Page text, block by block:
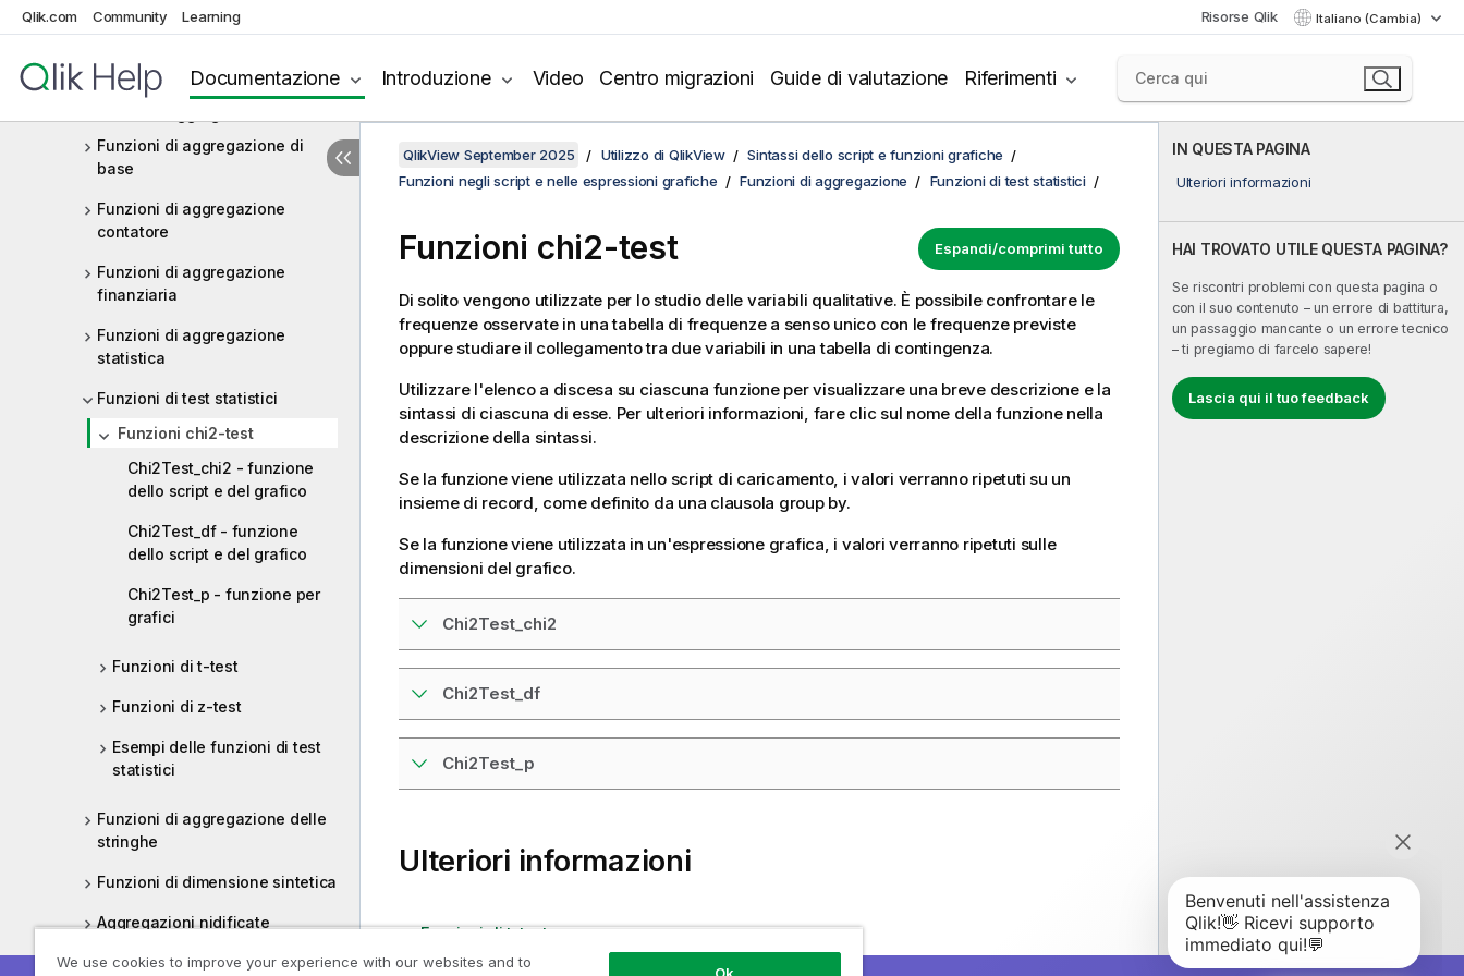
Qlik.com Community Learning Risorse Qlik Italiano (Cambia)
Documentazione Introduzione Video Centro migrazioni Guide di valutazione Riferimenti
Operatori
Funzioni negli script e nelle
espressioni grafiche
Funzioni di aggregazione di
base
Funzioni di aggregazione
contatore
Funzioni di aggregazione
finanziaria
Funzioni di aggregazione
statistica
Funzioni di test statistici
Funzioni chi2-test
Chi2Test_chi2 - funzione
dello script e del grafico
Chi2Test_df - funzione
dello script e del grafico
Chi2Test_p - funzione per
grafici
Funzioni di t-test
Funzioni di z-test
Esempi delle funzioni di test
statistici
Funzioni di aggregazione delle
stringhe
Funzioni di dimensione sintetica
Aggregazioni nidificate
Aggr
IN QUESTA PAGINA
Ulteriori informazioni
HAI TROVATO UTILE QUESTA PAGINA?
Se riscontri problemi con questa pagina o
con il suo contenuto – un errore di battitura,
un passaggio mancante o un errore tecnico
– ti pregiamo di farcelo sapere!
Lascia qui il tuo feedback
QlikView September 2025 Utilizzo di QlikView
Sintassi dello script e funzioni grafiche
Funzioni negli script e nelle espressioni grafiche
Funzioni di aggregazione Funzioni di test statistici
Espandi/comprimi tutto
Funzioni chi2-test
Di solito vengono utilizzate per lo studio delle variabili qualitative. È possibile confrontare le
frequenze osservate in una tabella di frequenze a senso unico con le frequenze previste
oppure studiare il collegamento tra due variabili in una tabella di contingenza.
Utilizzare l'elenco a discesa su ciascuna funzione per visualizzare una breve descrizione e la
sintassi di ciascuna di esse. Per ulteriori informazioni, fare clic sul nome della funzione nella
descrizione della sintassi.
Se la funzione viene utilizzata nello script di caricamento, i valori verranno ripetuti su un
insieme di record, come definito da una clausola group by.
Se la funzione viene utilizzata in un'espressione grafica, i valori verranno ripetuti sulle
dimensioni del grafico.
Chi2Test_chi2
Chi2Test_df
Chi2Test_p
Ulteriori informazioni
Funzioni di t-test
Funzioni di z-test
We use cookies to improve your experience with our websites and to